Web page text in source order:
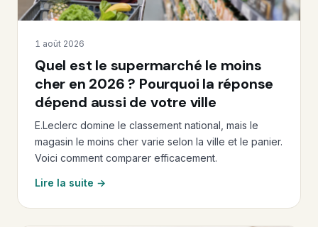
1 août 2026
Quel est le supermarché le moins
cher en 2026 ? Pourquoi la réponse
dépend aussi de votre ville
E.Leclerc domine le classement national, mais le
magasin le moins cher varie selon la ville et le panier.
Voici comment comparer efficacement.
Lire la suite →